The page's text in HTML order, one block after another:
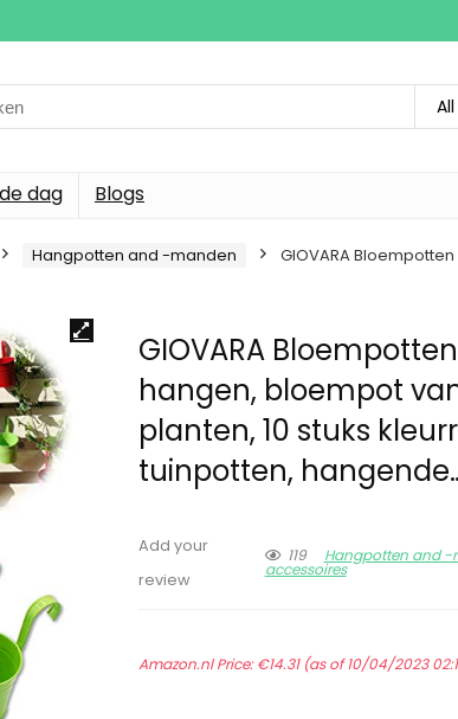
dag Blogs
Hangpotten and -manden
GIOVARA
GIOVARA
hangen, bloempot
planten, 10 stuks
tuinpotten,
Add your
review
119 Hangpotten and -
accessoires
Amazon.nl Price:€14.31(as of 10/04/2023